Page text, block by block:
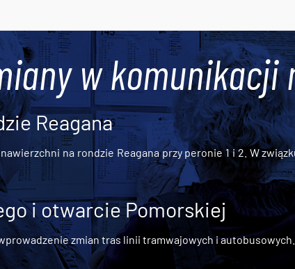
w
Reagana
na rondzie Reagana przy peronie 1 i 2. W
i otwarcie Pomorskiej
zmian tras linii tramwajowych i autobusowych.